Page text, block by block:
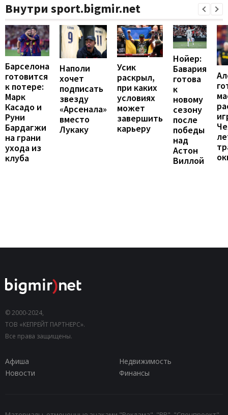
Внутри sport.bigmir.net
Барселона
готовится
к потере:
Марк
Касадо и
Руни
Бардагжи
на грани
ухода из
клуба
Наполи
хочет
подписать
звезду
«Арсенала»
вместо
Лукаку
Усик
раскрыл,
при каких
условиях
может
завершить
карьеру
Нойер:
Бавария
готова
к
новому
сезону
после
победы
над
Астон
Виллой
© 2000-2024,
ТОВ «КЕПРЕЙТ ПАРТНЕРС».
Все права защищены.
Афиша
Недвижимость
Новости
Финансы